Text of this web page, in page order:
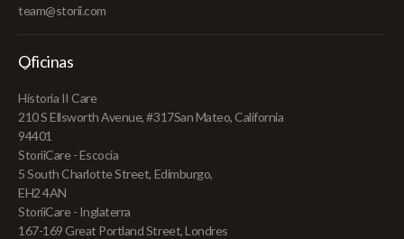
team@storii.com
Oficinas
Historia II Care
210 S Ellsworth Avenue, #317San Mateo, California
94401
StoriiCare - Escocia
5 South Charlotte Street, Edimburgo,
EH2 4AN
StoriiCare - Inglaterra
167-169 Great Portland Street, Londres